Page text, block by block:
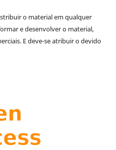
o material em qualquer
e desenvolver o material,
E deve-se atribuir o devido